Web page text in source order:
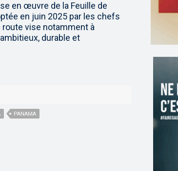
en œuvre de la Feuille de
en juin 2025 par les chefs
vise notamment à
durable et
PANAMA